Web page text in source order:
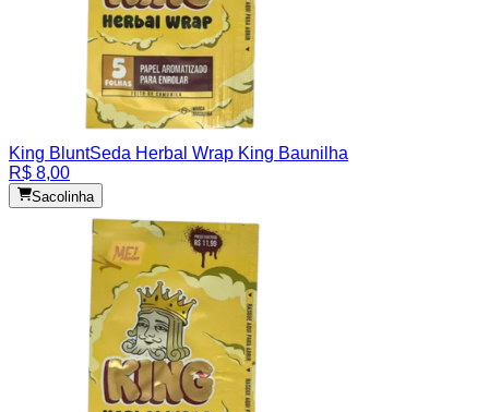
King BluntSeda Herbal Wrap King Baunilha
R$ 8,00
Sacolinha